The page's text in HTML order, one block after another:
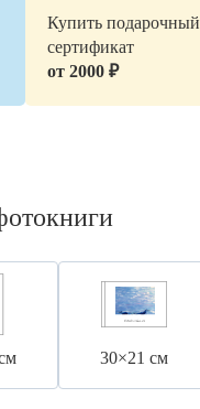
Купить подарочный
сертификат
от 2000 ₽
30×21 см